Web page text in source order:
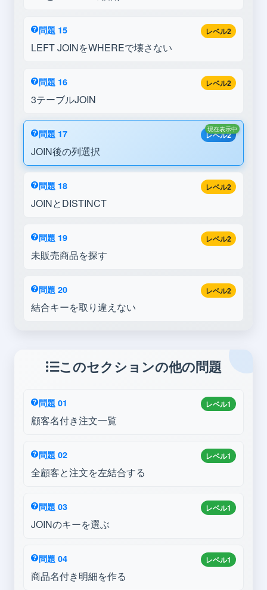
レベル2
問題 15
LEFT JOINをWHEREで壊さない
レベル2
問題 16
3テーブルJOIN
レベル2
問題 17
JOIN後の列選択
現在表示中
レベル2
問題 18
JOINとDISTINCT
レベル2
問題 19
未販売商品を探す
レベル2
問題 20
結合キーを取り違えない
このセクションの他の問題
レベル1
問題 01
顧客名付き注文一覧
レベル1
問題 02
全顧客と注文を左結合する
レベル1
問題 03
JOINのキーを選ぶ
レベル1
問題 04
商品名付き明細を作る